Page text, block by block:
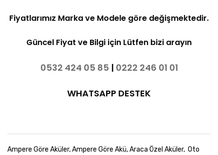
Fiyatlarımız Marka ve Modele göre değişmektedir.
Güncel Fiyat ve Bilgi için Lütfen bizi arayın
0532 424 05 85 | 0222 246 01 01
WHATSAPP DESTEK
Ampere Göre Aküler, Ampere Göre Akü, Araca Özel Aküler, Oto